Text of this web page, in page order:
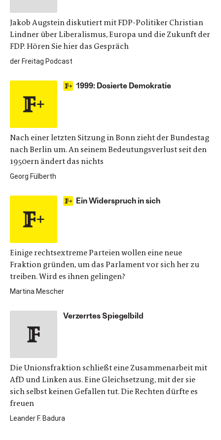
Jakob Augstein diskutiert mit FDP-Politiker Christian
Lindner über Liberalismus, Europa und die Zukunft der
FDP. Hören Sie hier das Gespräch
der Freitag Podcast
1999: Dosierte Demokratie
Nach einer letzten Sitzung in Bonn zieht der Bundestag
nach Berlin um. An seinem Bedeutungsverlust seit den
1950ern ändert das nichts
Georg Fülberth
Ein Widerspruch in sich
Einige rechtsextreme Parteien wollen eine neue
Fraktion gründen, um das Parlament vor sich her zu
treiben. Wird es ihnen gelingen?
Martina Mescher
Verzerrtes Spiegelbild
Die Unionsfraktion schließt eine Zusammenarbeit mit
AfD und Linken aus. Eine Gleichsetzung, mit der sie
sich selbst keinen Gefallen tut. Die Rechten dürfte es
freuen
Leander F. Badura